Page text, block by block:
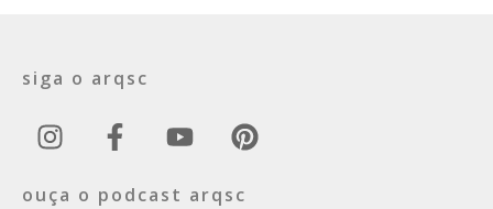
siga o arqsc
ouça o podcast arqsc